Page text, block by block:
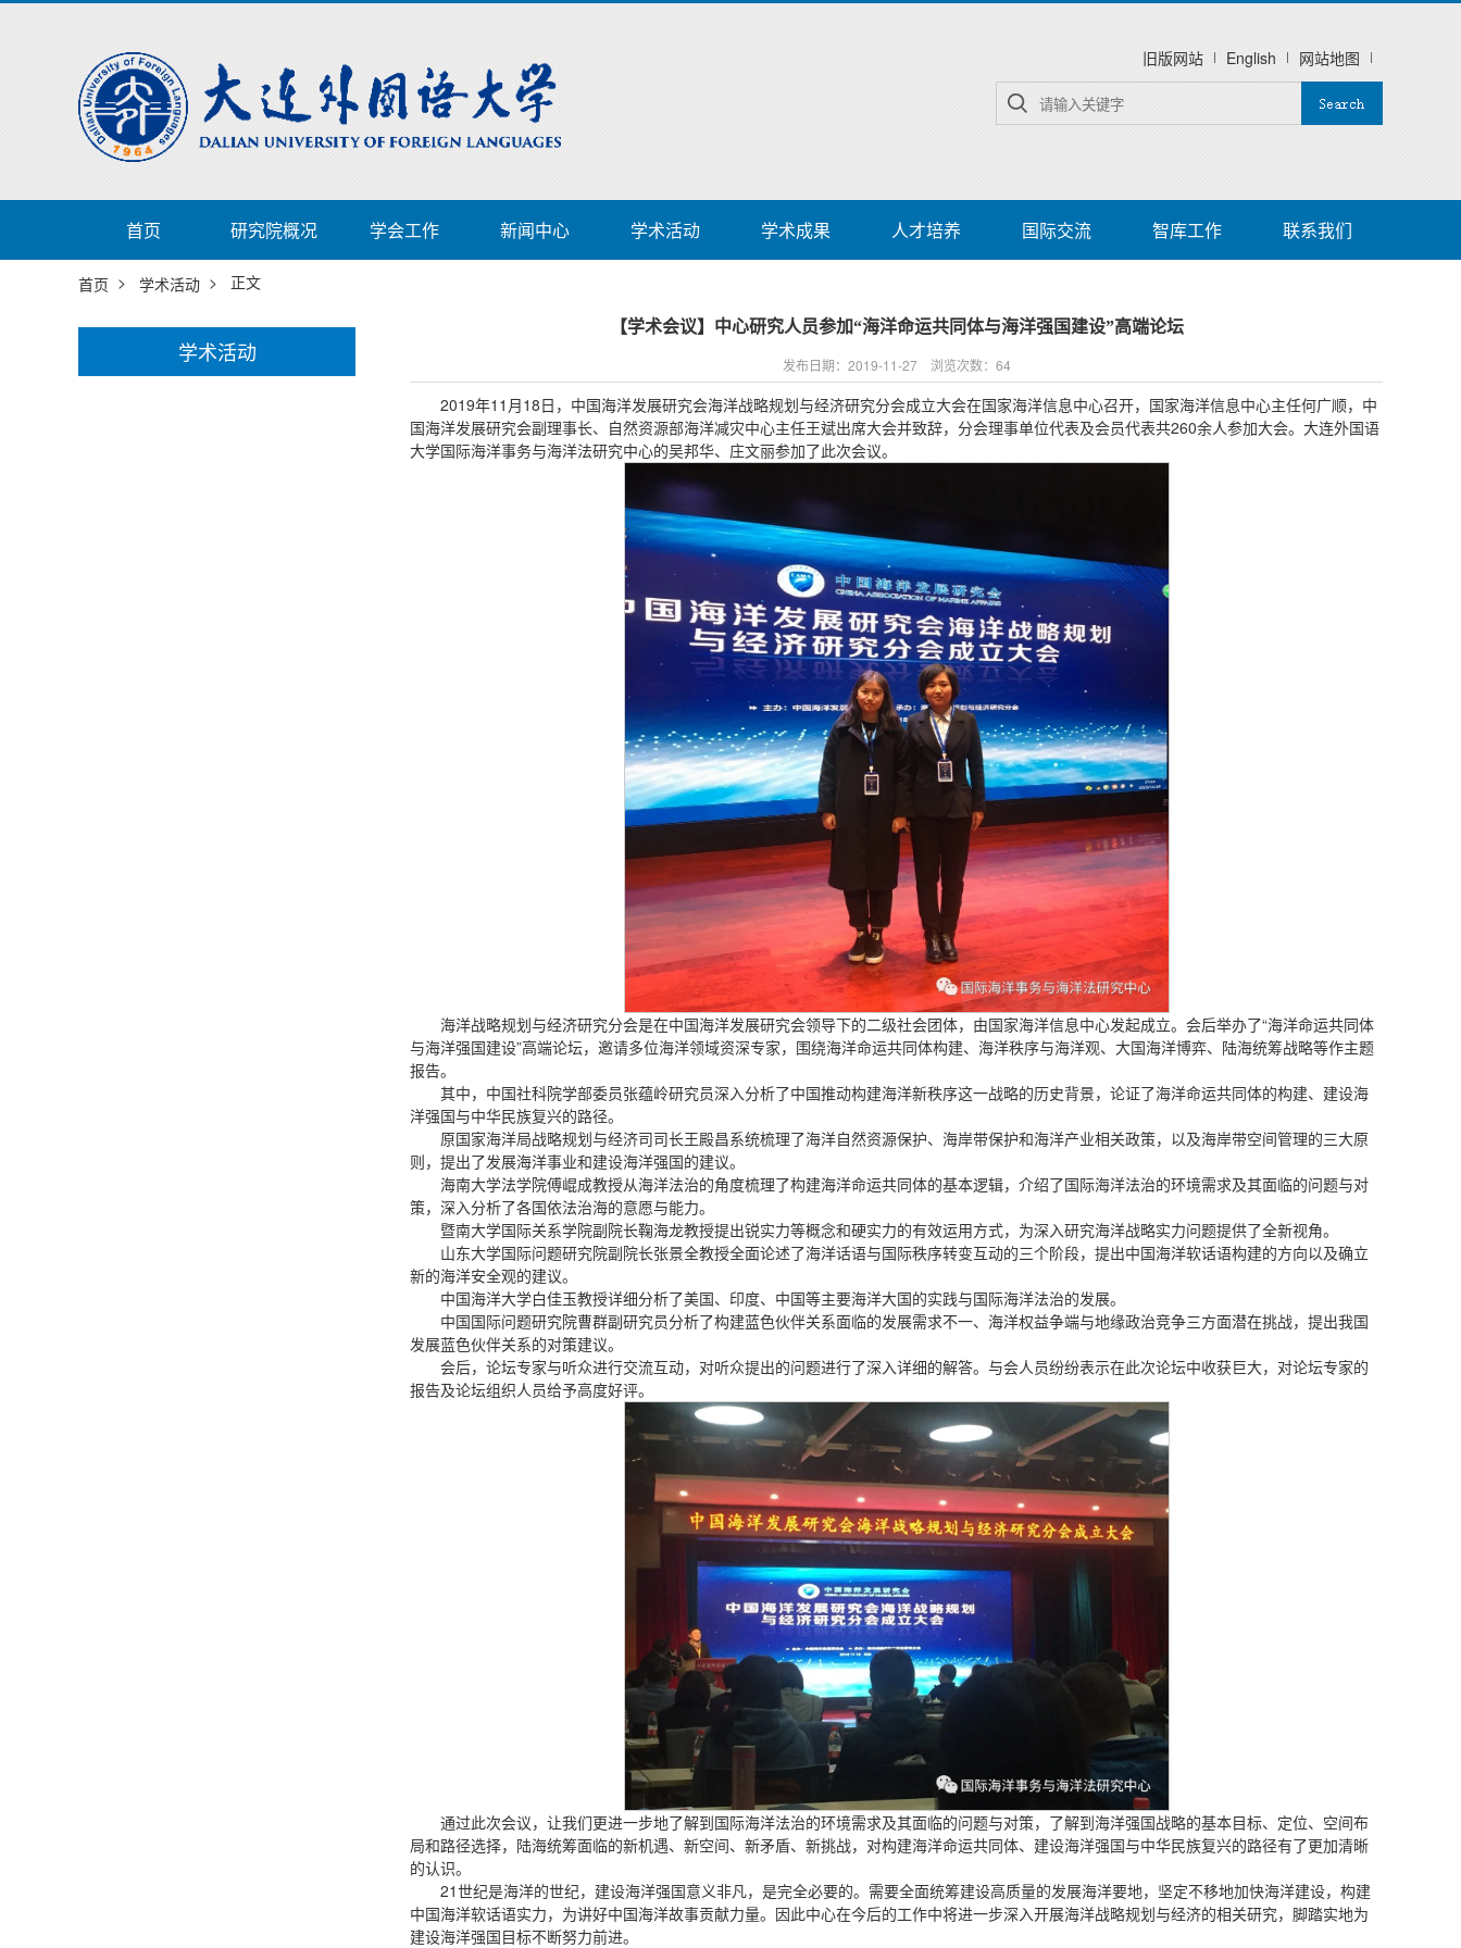
旧版网站 English 网站地图
首页 研究院概况 学会工作 新闻中心 学术活动 学术成果 人才培养 国际交流 智库工作 联系我们
首页 > 学术活动 > 正文
学术活动
【学术会议】中心研究人员参加“海洋命运共同体与海洋强国建设”高端论坛
发布日期：2019-11-27 浏览次数： 64
2019年11月18日，中国海洋发展研究会海洋战略规划与经济研究分会成立大会在国家海洋信息中心召开，国家海洋信息中心主任何广顺，中
国海洋发展研究会副理事长、自然资源部海洋减灾中心主任王斌出席大会并致辞，分会理事单位代表及会员代表共260余人参加大会。大连外国语
大学国际海洋事务与海洋法研究中心的吴邦华、庄文丽参加了此次会议。
海洋战略规划与经济研究分会是在中国海洋发展研究会领导下的二级社会团体，由国家海洋信息中心发起成立。会后举办了“海洋命运共同体
与海洋强国建设”高端论坛，邀请多位海洋领域资深专家，围绕海洋命运共同体构建、海洋秩序与海洋观、大国海洋博弈、陆海统筹战略等作主题
报告。
其中，中国社科院学部委员张蕴岭研究员深入分析了中国推动构建海洋新秩序这一战略的历史背景，论证了海洋命运共同体的构建、建设海
洋强国与中华民族复兴的路径。
原国家海洋局战略规划与经济司司长王殿昌系统梳理了海洋自然资源保护、海岸带保护和海洋产业相关政策，以及海岸带空间管理的三大原
则，提出了发展海洋事业和建设海洋强国的建议。
海南大学法学院傅崐成教授从海洋法治的角度梳理了构建海洋命运共同体的基本逻辑，介绍了国际海洋法治的环境需求及其面临的问题与对
策，深入分析了各国依法治海的意愿与能力。
暨南大学国际关系学院副院长鞠海龙教授提出锐实力等概念和硬实力的有效运用方式，为深入研究海洋战略实力问题提供了全新视角。
山东大学国际问题研究院副院长张景全教授全面论述了海洋话语与国际秩序转变互动的三个阶段，提出中国海洋软话语构建的方向以及确立
新的海洋安全观的建议。
中国海洋大学白佳玉教授详细分析了美国、印度、中国等主要海洋大国的实践与国际海洋法治的发展。
中国国际问题研究院曹群副研究员分析了构建蓝色伙伴关系面临的发展需求不一、海洋权益争端与地缘政治竞争三方面潜在挑战，提出我国
发展蓝色伙伴关系的对策建议。
会后，论坛专家与听众进行交流互动，对听众提出的问题进行了深入详细的解答。与会人员纷纷表示在此次论坛中收获巨大，对论坛专家的
报告及论坛组织人员给予高度好评。
通过此次会议，让我们更进一步地了解到国际海洋法治的环境需求及其面临的问题与对策，了解到海洋强国战略的基本目标、定位、空间布
局和路径选择，陆海统筹面临的新机遇、新空间、新矛盾、新挑战，对构建海洋命运共同体、建设海洋强国与中华民族复兴的路径有了更加清晰
的认识。
21世纪是海洋的世纪，建设海洋强国意义非凡，是完全必要的。需要全面统筹建设高质量的发展海洋要地，坚定不移地加快海洋建设，构建
中国海洋软话语实力，为讲好中国海洋故事贡献力量。因此中心在今后的工作中将进一步深入开展海洋战略规划与经济的相关研究，脚踏实地为
建设海洋强国目标不断努力前进。